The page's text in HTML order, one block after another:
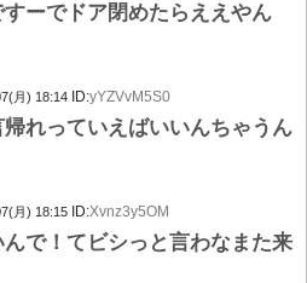
ーでドア閉めたらええやん
月) 18:14 ID:yYZVvM5S0
れっていえばいいんちゃうん
月) 18:15 ID:Xvnz3y5OM
で！てビシっと言わなまた来